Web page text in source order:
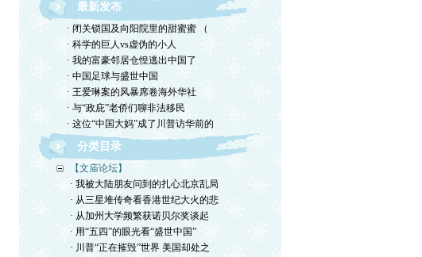
最新发布
· 闭关锁国及向阳院里的甜蜜蜜 （
· 科学的巨人vs虚伪的小人
· 我的富豪邻居仓惶逃出中国了
· 中国足球与盛世中国
· 王爱琳案的风暴席卷海外华社
· 与“政庇”老侨们聊非法移民
· 这位“中国大妈”成了川普访华前的
分类目录
【文庙论坛】
· 我被大陆朋友问到的扎心北京乱局
· 从三星堆传奇看香港世纪大火的悲
· 从加州大学频繁获诺贝尔奖谈起
· 用“五四”的眼光看“盛世中国”
· 川普“正在摧毁”世界 美国却处之